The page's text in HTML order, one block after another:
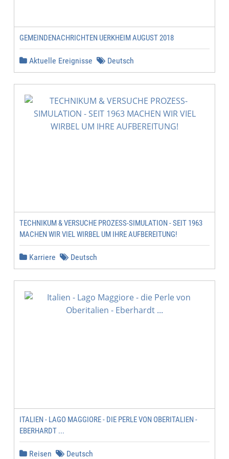
GEMEINDENACHRICHTEN UERKHEIM AUGUST 2018
Aktuelle Ereignisse Deutsch
TECHNIKUM & VERSUCHE PROZESS-SIMULATION - SEIT 1963
MACHEN WIR VIEL WIRBEL UM IHRE AUFBEREITUNG!
Karriere Deutsch
ITALIEN - LAGO MAGGIORE - DIE PERLE VON OBERITALIEN -
EBERHARDT ...
Reisen Deutsch